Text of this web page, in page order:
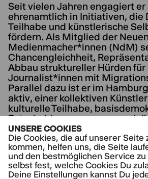
UNSERE COOKIES
Die Cookies, die auf unserer Seite
kommen, helfen uns, die Seite
und den bestmöglichen Service
selbst fest, welche Cookies Du
Deine Einstellungen kannst Du
Seit vielen Jahren engagiert er
ehrenamtlich in Initiativen, die
Teilhabe und künstlerische
fördern. Als Mitglied der
Medienmacher*innen (NdM)
Chancengleichheit,
Abbau struktureller Hürden für
Journalist*innen mit
Parallel dazu ist er im
aktiv, einer kollektiven
kulturelle Teilhabe,
Entscheidungsprozesse und
urbaner Gegenkultur steht.